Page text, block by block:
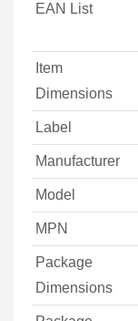
EAN List
Item
Dimensions
Label
Manufacturer
Model
MPN
Package
Dimensions